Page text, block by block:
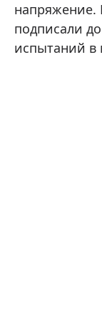
напряжение.
подписали
испытаний в